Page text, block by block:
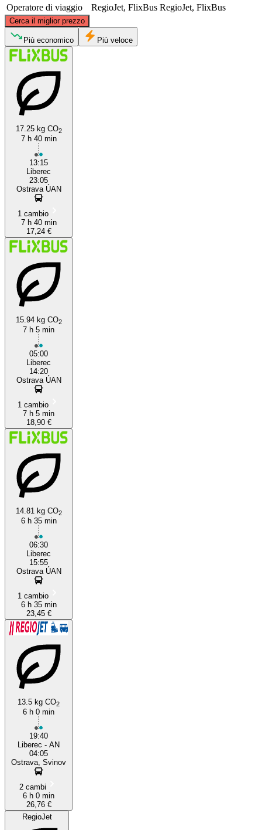
Operatore di viaggio
RegioJet, FlixBus RegioJet, FlixBus
Cerca il miglior prezzo
Liberec
©CARTO , ©OpenStreetMapcontributors
Più economico Più veloce
17.25 kg CO2
7 h 40 min
13:15
Liberec
23:05
Ostrava ÚAN
1 cambio
7 h 40 min
17,24 €
15.94 kg CO2
7 h 5 min
05:00
Liberec
14:20
Ostrava ÚAN
1 cambio
7 h 5 min
18,90 €
14.81 kg CO2
6 h 35 min
06:30
Liberec
15:55
Ostrava ÚAN
1 cambio
6 h 35 min
23,45 €
13.5 kg CO2
6 h 0 min
19:40
Liberec - AN
04:05
Ostrava, Svinov
2 cambi
6 h 0 min
26,76 €
RegioJet